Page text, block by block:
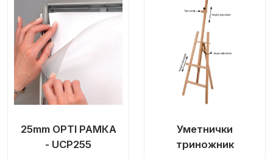
25mm OPTI РАМКА
- UCP255
Уметнички
триножник